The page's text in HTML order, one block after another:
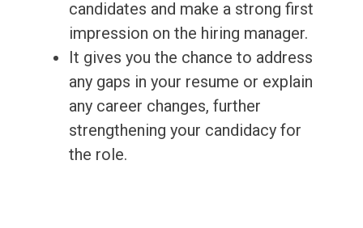
candidates and make a strong first
impression on the hiring manager.
It gives you the chance to address
any gaps in your resume or explain
any career changes, further
strengthening your candidacy for
the role.